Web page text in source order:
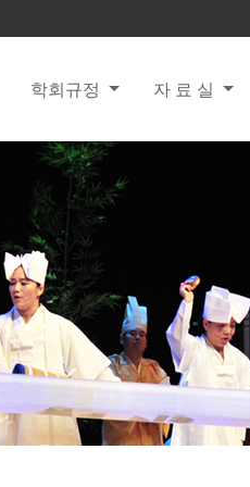
학회규정 자 료 실